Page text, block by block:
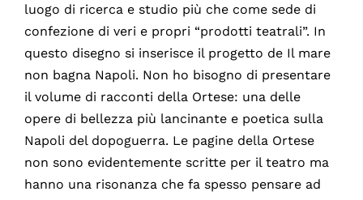
luogo di ricerca e studio più che come sede di
confezione di veri e propri “prodotti teatrali”. In
questo disegno si inserisce il progetto de Il mare
non bagna Napoli. Non ho bisogno di presentare
il volume di racconti della Ortese: una delle
opere di bellezza più lancinante e poetica sulla
Napoli del dopoguerra. Le pagine della Ortese
non sono evidentemente scritte per il teatro ma
hanno una risonanza che fa spesso pensare ad